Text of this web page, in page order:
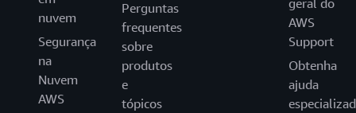
nuvem
Segurança
na
Nuvem
AWS
Perguntas
frequentes
sobre
produtos
e
tópicos
geral do
AWS
Support
Obtenha
ajuda